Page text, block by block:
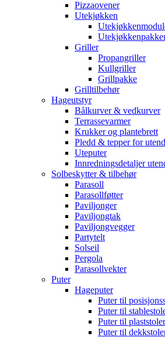
Pizzaovener
Utekjøkken
Griller
Propangriller
Kullgriller
Grillpakke
Grilltilbehør
Hageutstyr
Bålkurver & vedkurver
Terrassevarmer
Krukker og plantebrett
Pledd & tepper for
Uteputer
Innredningsdetaljer
Solbeskytter & tilbehør
Parasoll
Parasollføtter
Paviljonger
Paviljongtak
Paviljongvegger
Partytelt
Solseil
Pergola
Parasollvekter
Puter
Hageputer
Puter til
Puter til
Puter til plaststoler
Puter til